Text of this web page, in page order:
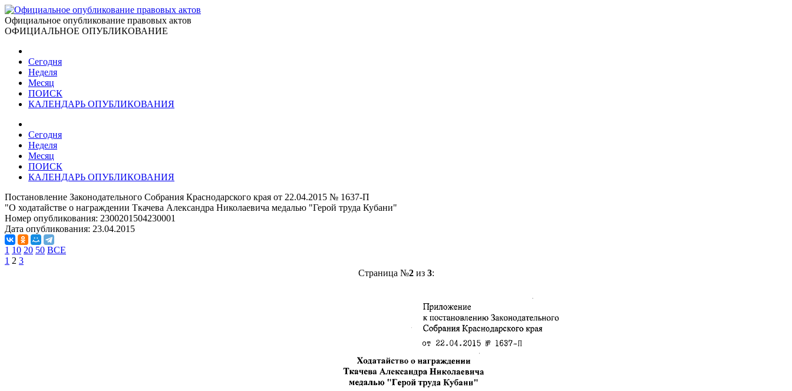
Официальное опубликование правовых актов
ОФИЦИАЛЬНОЕ ОПУБЛИКОВАНИЕ
Сегодня
Неделя
Месяц
ПОИСК
КАЛЕНДАРЬ ОПУБЛИКОВАНИЯ
Сегодня
Неделя
Месяц
ПОИСК
КАЛЕНДАРЬ ОПУБЛИКОВАНИЯ
Постановление Законодательного Собрания Краснодарского края от 22.04.2015 № 1637-П
"О ходатайстве о награждении Ткачева Александра Николаевича медалью "Герой труда Кубани"
Номер опубликования: 2300201504230001
Дата опубликования: 23.04.2015
1 10 20 50 ВСЕ
1 2 3
Страница №2из 3: